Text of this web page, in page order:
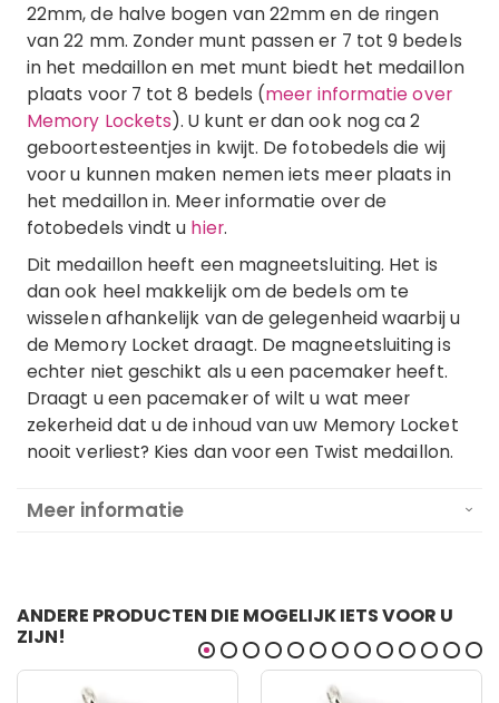
22mm, de halve bogen van 22mm en de ringen
van 22 mm. Zonder munt passen er 7 tot 9 bedels
in het medaillon en met munt biedt het medaillon
plaats voor 7 tot 8 bedels (meer informatie over
Memory Lockets). U kunt er dan ook nog ca 2
geboortesteentjes in kwijt. De fotobedels die wij
voor u kunnen maken nemen iets meer plaats in
het medaillon in. Meer informatie over de
fotobedels vindt u hier.
Dit medaillon heeft een magneetsluiting. Het is
dan ook heel makkelijk om de bedels om te
wisselen afhankelijk van de gelegenheid waarbij u
de Memory Locket draagt. De magneetsluiting is
echter niet geschikt als u een pacemaker heeft.
Draagt u een pacemaker of wilt u wat meer
zekerheid dat u de inhoud van uw Memory Locket
nooit verliest? Kies dan voor een Twist medaillon.
Meer informatie
ANDERE PRODUCTEN DIE MOGELIJK IETS VOOR U
ZIJN!